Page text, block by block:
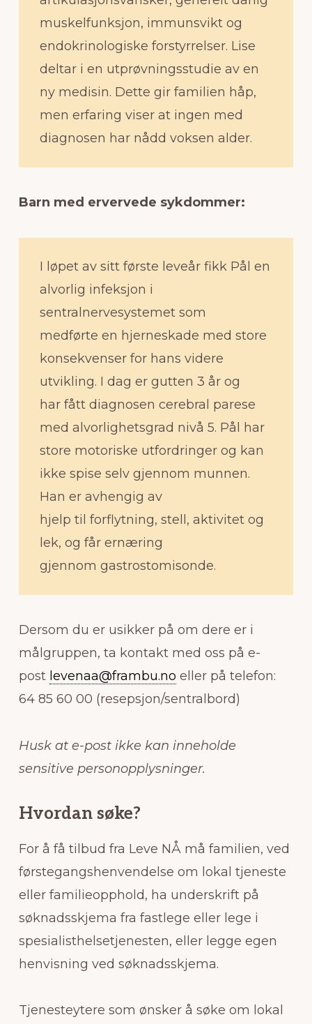
muskelfunksjon, immunsvikt og
endokrinologiske forstyrrelser. Lise
deltar i en utprøvningsstudie av en
ny medisin. Dette gir familien håp,
men erfaring viser at ingen med
diagnosen har nådd voksen alder.
Barn med ervervede sykdommer:
I løpet av sitt første leveår fikk Pål en
alvorlig infeksjon i
sentralnervesystemet som
medførte en hjerneskade med store
konsekvenser for hans videre
utvikling. I dag er gutten 3 år og
har fått diagnosen cerebral parese
med alvorlighetsgrad nivå 5. Pål har
store motoriske utfordringer og kan
ikke spise selv gjennom munnen.
Han er avhengig av
hjelp til forflytning, stell, aktivitet og
lek, og får ernæring
gjennom gastrostomisonde.
Dersom du er usikker på om dere er i
målgruppen, ta kontakt med oss på e-
post levenaa@frambu.no eller på telefon:
64 85 60 00 (resepsjon/sentralbord)
Husk at e-post ikke kan inneholde
sensitive personopplysninger.
Hvordan søke?
For å få tilbud fra Leve NÅ må familien, ved
førstegangshenvendelse om lokal tjeneste
eller familieopphold, ha underskrift på
søknadsskjema fra fastlege eller lege i
spesialisthelsetjenesten, eller legge egen
henvisning ved søknadsskjema.
Tjenesteytere som ønsker å søke om lokal